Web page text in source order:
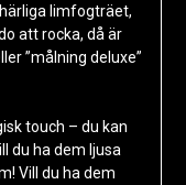
limfogträet,
att rocka, då är
”målning deluxe”
touch – du kan
du ha dem ljusa
Vill du ha dem